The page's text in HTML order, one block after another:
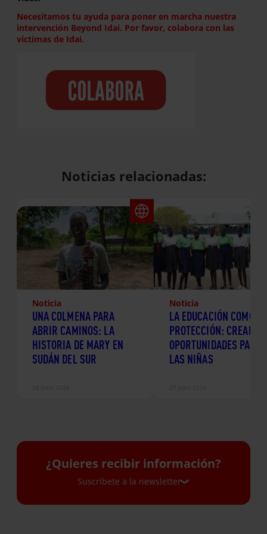
Necesitamos tu ayuda para poner en marcha nuestra
intervención Beyond Idai. Por favor, colabora con las
víctimas de Idai.
Noticias relacionadas:
Noticia
UNA COLMENA PARA
ABRIR CAMINOS: LA
HISTORIA DE MARY EN
SUDÁN DEL SUR
Noticia
LA EDUCACIÓN COMO
PROTECCIÓN: CREANDO
OPORTUNIDADES PARA
LAS NIÑAS
¿Quieres recibir información?
Suscríbete a la newsletter